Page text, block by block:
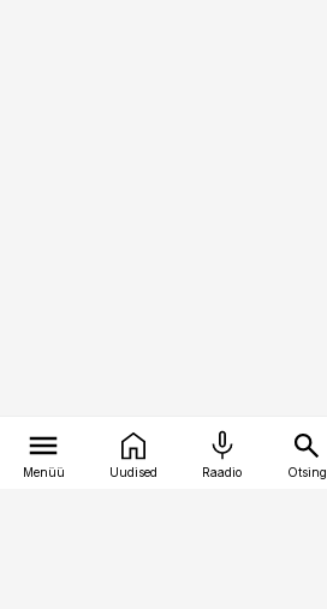
Menüü Uudised Raadio Otsing